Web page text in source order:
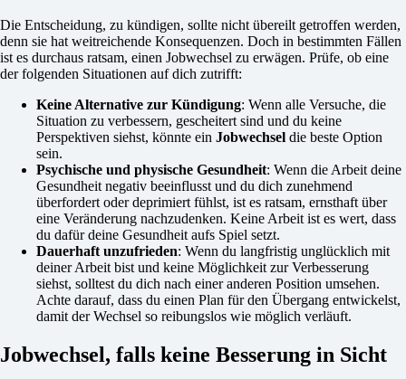
Die Entscheidung, zu kündigen, sollte nicht übereilt getroffen werden,
denn sie hat weitreichende Konsequenzen. Doch in bestimmten Fällen
ist es durchaus ratsam, einen Jobwechsel zu erwägen. Prüfe, ob eine
der folgenden Situationen auf dich zutrifft:
Keine Alternative zur Kündigung: Wenn alle Versuche, die
Situation zu verbessern, gescheitert sind und du keine
Perspektiven siehst, könnte ein Jobwechsel die beste Option
sein.
Psychische und physische Gesundheit: Wenn die Arbeit deine
Gesundheit negativ beeinflusst und du dich zunehmend
überfordert oder deprimiert fühlst, ist es ratsam, ernsthaft über
eine Veränderung nachzudenken. Keine Arbeit ist es wert, dass
du dafür deine Gesundheit aufs Spiel setzt.
Dauerhaft unzufrieden: Wenn du langfristig unglücklich mit
deiner Arbeit bist und keine Möglichkeit zur Verbesserung
siehst, solltest du dich nach einer anderen Position umsehen.
Achte darauf, dass du einen Plan für den Übergang entwickelst,
damit der Wechsel so reibungslos wie möglich verläuft.
Jobwechsel, falls keine Besserung in Sicht